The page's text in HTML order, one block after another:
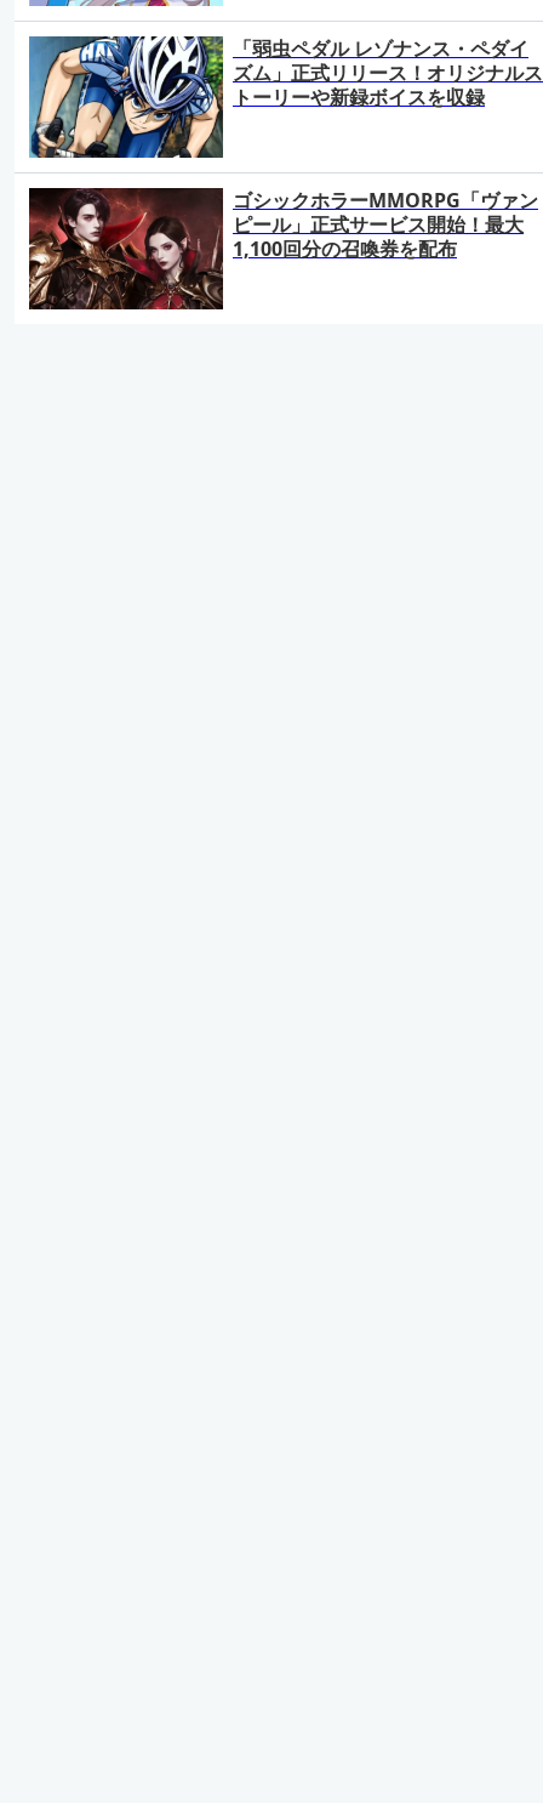
「弱虫ペダル レゾナンス・ペダイ
ズム」正式リリース！オリジナルス
トーリーや新録ボイスを収録
ゴシックホラーMMORPG「ヴァン
ピール」正式サービス開始！最大
1,100回分の召喚券を配布